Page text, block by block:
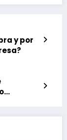
y por